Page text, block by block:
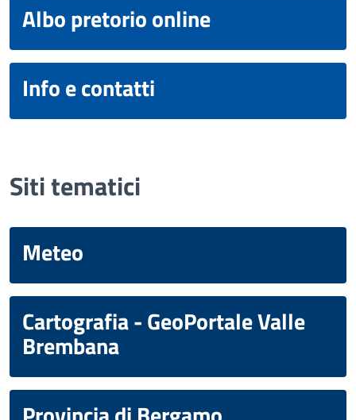
Albo pretorio online
Info e contatti
Siti tematici
Meteo
Cartografia - GeoPortale Valle
Brembana